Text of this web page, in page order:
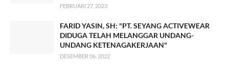
FEBRUARI 27, 2023
FARID YASIN, SH: "PT. SEYANG ACTIVEWEAR
DIDUGA TELAH MELANGGAR UNDANG-
UNDANG KETENAGAKERJAAN"
DESEMBER 06, 2022